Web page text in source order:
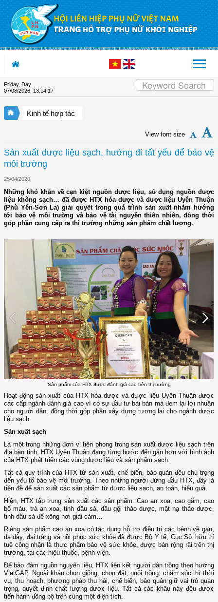
Skip to Content
Friday, Day
07/08/2026 13:14:18
Kinh tế hợp tác
View font size
Sản xuất dược liệu sạch, hướng đi tất yếu để bảo vệ
môi trường
25/04/2020
Những khó khăn về cạn kiệt nguồn dược liệu, sử dụng nguồn dược
liệu không sạch… đã được HTX hóa dược và dược liệu Uyên Thuận
(Phù Yên-Sơn La) giải quyết trong quá trình sản xuất nhằm hướng
tới bảo vệ môi trường và bảo vệ tài nguyên thiên nhiên, đồng thời
góp phần cung cấp ra thị trường những sản phẩm chất lượng.
Sản phẩm của HTX được đánh giá cao trên thị trường
Hoạt động sản xuất của HTX hóa dược và dược liệu Uyên Thuận được
các cấp ngành đánh giá cao vì có sự đầu tư bài bản mà đem lại lợi nhuận
cho người dân, đồng thời góp phần xây dựng tương lai cho ngành dược
liệu sạch.
Sản xuất sạch
Là một trong những đơn vị tiên phong trong sản xuất dược liệu sạch trên
địa bàn tỉnh, HTX Uyên Thuận đang từng bước đến gần hơn với hình ảnh
của HTX phát triển các vùng dược liệu và sản phẩm sạch.
Tất cả quy trình của HTX từ sản xuất, chế biến, bảo quản đều chú trọng
đến yếu tố bảo vệ môi trường. Theo những người đứng đầu HTX, đây là
tiền đề để sản xuất các sản phẩm từ dược liệu sạch, an toàn, hiệu quả.
Hiện, HTX tập trung sản xuất các sản phẩm: Cao an xoa, cao gắm, cao
bổ máu, trà an xoa, tinh dầu sả, dầu gội thảo dược, mặt nạ thảo dược,
tinh dầu sả để xông hơi giải cảm…
Riêng sản phẩm cao an xoa có tác dụng hỗ trợ điều trị các bệnh về gan,
dạ dày, đại tràng và hồi phục sức khỏe đã được Bộ Y tế, Cục Sở hữu trí
tuệ công nhận là thực phẩm bảo vệ sức khỏe, được bán rộng rãi trên thị
trường, tại các hiệu thuốc, bệnh viện.
Để bảo đảm nguồn nguyên liệu, HTX liên kết người dân trồng theo hướng
VietGAP. Ngoài khâu chọn giống, chọn đất, nuôi trồng, chăm sóc thì thời
vụ, thu hoạch, phương pháp thu hái, chế biến, bảo quản giữ vai trò quan
trọng, quyết định chất lượng dược liệu. Tất cả các khâu này đều được
tiến hành đồng bộ trên cùng một diện tích.